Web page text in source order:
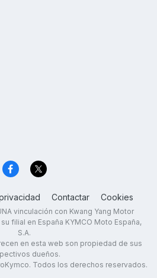
Contactar Cookies
vinculación con Kwang Yang Motor
filial en España KYMCO Moto España,
S.A.
en esta web son propiedad de sus
dueños.
Todos los derechos reservados.